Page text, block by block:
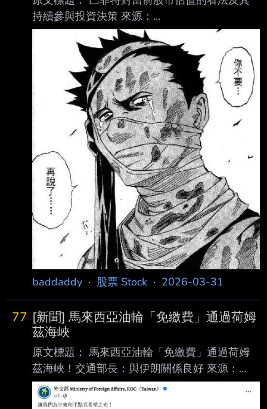
持續參與投資決策 來源：
https://myppt.cc/EF1A6L 內文： 【巴菲特：股
市估值不具備吸引力 仍深度參與投資決策】3月
31日訊，“股神”沃倫·巴菲 特在接受CNBC採訪時
表示，股市估值仍不具備吸引力，在今年股市下
跌之後，伯克希爾哈撒 韋並未在市場中找到太
多可買入的標的。巴菲特淡化了近期市場波動，
稱當前環境遠未達到 過去那些創造重大買入機
會的時期：“自我接手以來，市場至少有三次下
跌超過50%。現在 的情況根本不值得興奮。”。
即便已卸任伯克希爾哈撒
baddaddy · 股票 Stock · 2026-03-31
77 [新聞] 馬來西亞油輪「免繳費」通過荷姆
茲海峽
原文標題： 馬來西亞油輪「免繳費」通過荷姆
茲海峽！交通部長：與伊朗關係良好 來源：
https://myppt.cc/bLxZ35 內文： 鉅亨網編譯莊
閔棻 2026-03-31 17:40 在中東局勢持續緊張